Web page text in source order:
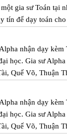
gia sư Toán tại
tín để dạy toán
nhận dạy
học. Gia sư
Quế Võ, Thuận
nhận dạy
học. Gia sư
Quế Võ, Thuận